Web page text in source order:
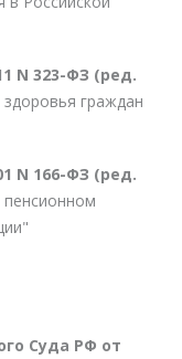
N 323-ФЗ (ред.
граждан
N 166-ФЗ (ред.
Суда РФ от